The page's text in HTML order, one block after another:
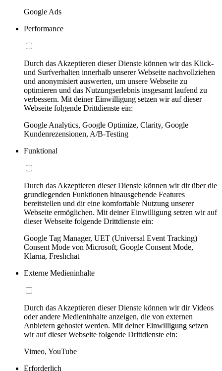
Google Ads
Performance
Durch das Akzeptieren dieser Dienste können wir das Klick-
und Surfverhalten innerhalb unserer Webseite nachvollziehen
und anonymisiert auswerten, um unsere Webseite zu
optimieren und das Nutzungserlebnis insgesamt laufend zu
verbessern. Mit deiner Einwilligung setzen wir auf dieser
Webseite folgende Drittdienste ein:
Google Analytics, Google Optimize, Clarity, Google
Kundenrezensionen, A/B-Testing
Funktional
Durch das Akzeptieren dieser Dienste können wir dir über die
grundlegenden Funktionen hinausgehende Features
bereitstellen und dir eine komfortable Nutzung unserer
Webseite ermöglichen. Mit deiner Einwilligung setzen wir auf
dieser Webseite folgende Drittdienste ein:
Google Tag Manager, UET (Universal Event Tracking)
Consent Mode von Microsoft, Google Consent Mode,
Klarna, Freshchat
Externe Medieninhalte
Durch das Akzeptieren dieser Dienste können wir dir Videos
oder andere Medieninhalte anzeigen, die von externen
Anbietern gehostet werden. Mit deiner Einwilligung setzen
wir auf dieser Webseite folgende Drittdienste ein:
Vimeo, YouTube
Erforderlich